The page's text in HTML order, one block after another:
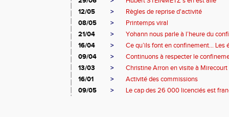
12/05
>
Règles de reprise d'activité
08/05
>
Printemps viral
21/04
>
Yohann nous parle à l’heure du
16/04
>
Ce qu’ils font en confinement… Les
09/04
>
Continuons à respecter le
13/03
>
Christine Arron en visite à Mirecourt
16/01
>
Activité des commissions
09/05
> Le cap des 26 000 licenciés est